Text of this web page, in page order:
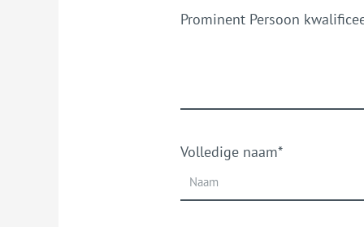
Prominent Persoon
Volledige naam*